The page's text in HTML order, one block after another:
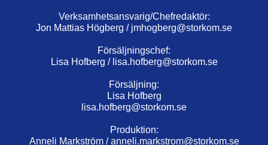
Verksamhetsansvarig/Chefredaktör:
Jon Mattias Högberg / jmhogberg@storkom.se
Försäljningschef:
Lisa Hofberg / lisa.hofberg@storkom.se
Försäljning:
Lisa Hofberg
lisa.hofberg@storkom.se
Produktion:
Anneli Markström /anneli.markstrom@storkom.se